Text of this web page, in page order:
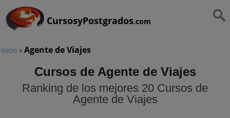
CursosyPostgrados.com
Inicio › Agente de Viajes
Cursos de Agente de Viajes
Ranking de los mejores 20 Cursos de
Agente de Viajes